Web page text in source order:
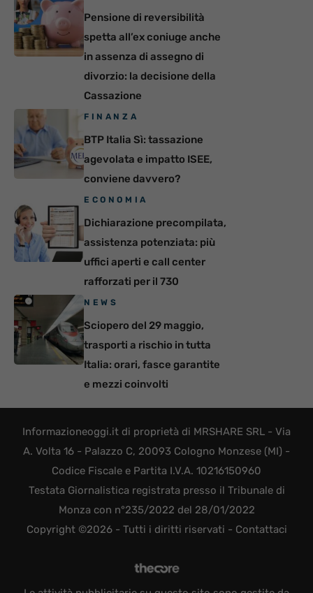
Pensione di reversibilità
spetta all’ex coniuge anche
in assenza di assegno di
divorzio: la decisione della
Cassazione
FINANZA
BTP Italia Sì: tassazione
agevolata e impatto ISEE,
conviene davvero?
ECONOMIA
Dichiarazione precompilata,
assistenza potenziata: più
uffici aperti e call center
rafforzati per il 730
NEWS
Sciopero del 29 maggio,
trasporti a rischio in tutta
Italia: orari, fasce garantite
e mezzi coinvolti
Informazioneoggi.it di proprietà di MRSHARE SRL - Via
A. Volta 16 - Palazzo C, 20093 Cologno Monzese (MI) -
Codice Fiscale e Partita I.V.A. 10216150960
Testata Giornalistica registrata presso il Tribunale di
Monza con n°235/2022 del 28/01/2022
Copyright ©2026 - Tutti i diritti riservati - Contattaci